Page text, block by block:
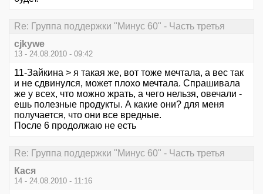
Re: Группа поддержки "Минус 60" - Часть третья
cjkywe
13 - 24.08.2010 - 09:42
11-Зайкина > я такая же, вот тоже мечтала, а вес так
и не сдвинулся, может плохо мечтала. Спрашивала
же у всех, что можно жрать, а чего нельзя, овечали -
ешь полезные продукты. А какие они? для меня
получается, что они все вредные.
После 6 продолжаю не есть
Re: Группа поддержки "Минус 60" - Часть третья
Кася
14 - 24.08.2010 - 11:16